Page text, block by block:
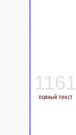
1161
полный текст